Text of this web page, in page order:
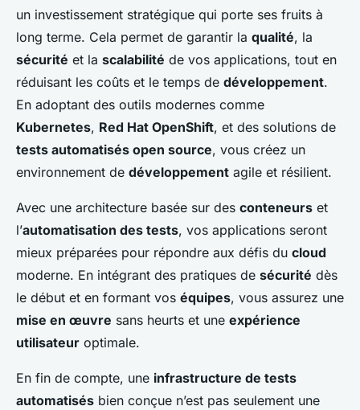
un investissement stratégique qui porte ses fruits à
long terme. Cela permet de garantir la qualité, la
sécurité et la scalabilité de vos applications, tout en
réduisant les coûts et le temps de développement.
En adoptant des outils modernes comme
Kubernetes, Red Hat OpenShift, et des solutions de
tests automatisés open source, vous créez un
environnement de développement agile et résilient.
Avec une architecture basée sur des conteneurs et
l’automatisation des tests, vos applications seront
mieux préparées pour répondre aux défis du cloud
moderne. En intégrant des pratiques de sécurité dès
le début et en formant vos équipes, vous assurez une
mise en œuvre sans heurts et une expérience
utilisateur optimale.
En fin de compte, une infrastructure de tests
automatisés bien conçue n’est pas seulement une